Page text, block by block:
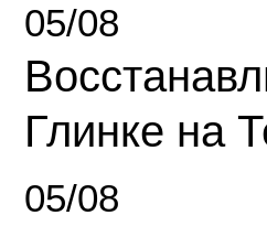
05/08
Глинке на
05/08